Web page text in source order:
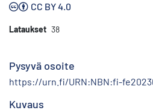
CC BY 4.0
Lataukset 38
Pysyvä osoite
https://urn.fi/URN:NBN:fi-
Kuvaus